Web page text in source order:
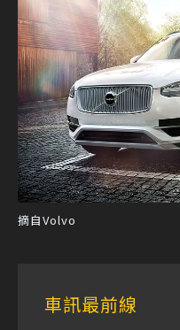
摘自Volvo
車訊最前線